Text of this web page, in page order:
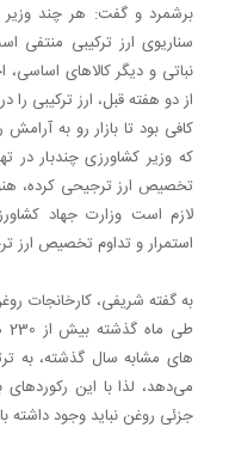
برشمرد و گفت: هر چند وزیر
سناریوی ارز ترکیبی منتفی
نباتی و دیگر کالاهای
از دو هفته قبل، ارز ترکیبی را
کافی بود تا بازار رو به
که وزیر کشاورزی چندبار در
تخصیص ارز ترجیحی کرده،
لازم است وزارت جهاد
استمرار و تداوم تخصیص ارز
می‌دهد، لذا با این
جزئی روغن نباید وجود داشته